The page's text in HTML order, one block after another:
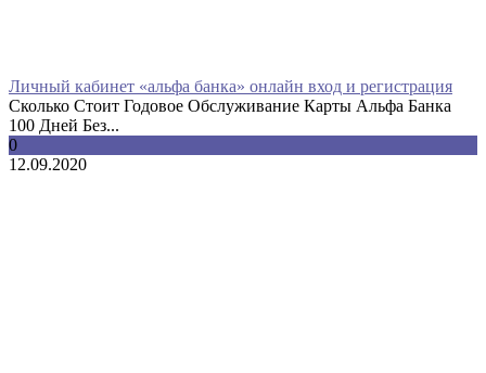
Личный кабинет «альфа банка» онлайн вход и регистрация
Сколько Стоит Годовое Обслуживание Карты Альфа Банка
100 Дней Без...
0
12.09.2020